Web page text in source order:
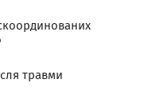
травми